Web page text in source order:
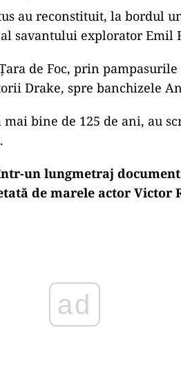
au reconstituit, la bordul
savantului explorator Emil
de Foc, prin
Drake, spre banchizele
bine de 125 de ani, au
un lungmetraj
de marele actor Victor
ad